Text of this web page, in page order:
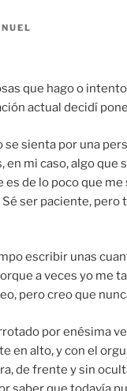
que hago o
actual decidí
sienta por una
en mi caso, algo que
es de lo poco que me
ser paciente, pero
escribir unas
a veces yo me
pero creo que
por enésima
en alto, y con el
de frente y sin